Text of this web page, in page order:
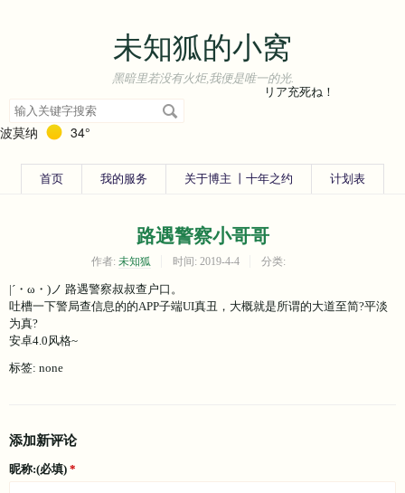
未知狐的小窝
黑暗里若没有火炬,我便是唯一的光.
搜
索
关
リア充死ね！
波莫纳 34°
首页 我的服务 关于博主 丨十年之约 计划表
路遇警察小哥哥
作者: 未知狐 时间: 2019-4-4 分类:
|´・ω・)ノ 路遇警察叔叔查户口。
吐槽一下警局查信息的的APP子端UI真丑，大概就是所谓的大道至简?平淡
为真?
安卓4.0风格~
标签: none
添加新评论
昵称:(必填)